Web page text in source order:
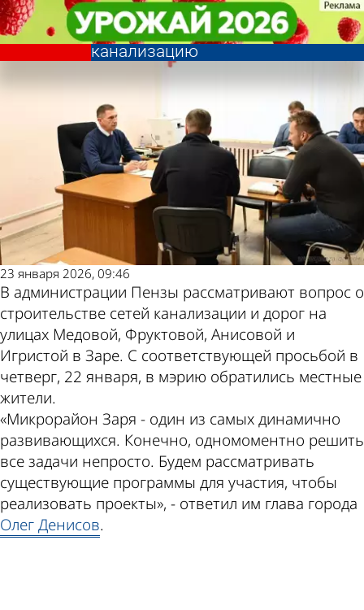
Жители Зари попросили
построить новые дороги и
канализацию
Общество
23 января 2026, 09:46
В администрации Пензы рассматривают вопрос о
строительстве сетей канализации и дорог на
улицах Медовой, Фруктовой, Анисовой и
Игристой в Заре. С соответствующей просьбой в
четверг, 22 января, в мэрию обратились местные
жители.
«Микрорайон Заря - один из самых динамично
развивающихся. Конечно, одномоментно решить
все задачи непросто. Будем рассматривать
существующие программы для участия, чтобы
реализовать проекты», - ответил им глава города
Олег Денисов.
Жители Зари попросили
построить новые дороги и
канализацию
Общество
Другие новости по
теме
Погода и курсы
валют в Пензе